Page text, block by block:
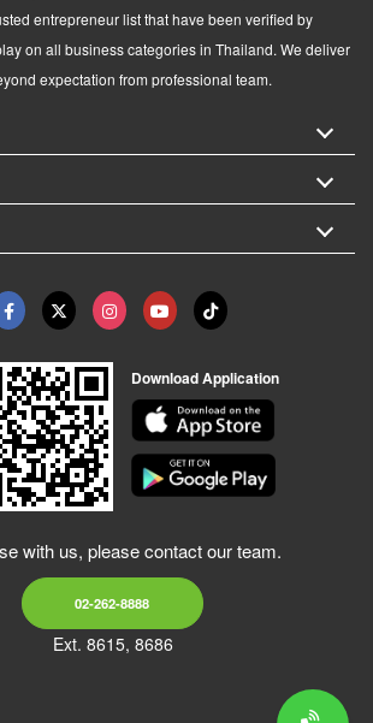
entrepreneur list that have been verified by
on all business categories in Thailand. We deliver
expectation from professional team.
Download Application
with us, please contact our team.
02-262-8888
Ext. 8615, 8686